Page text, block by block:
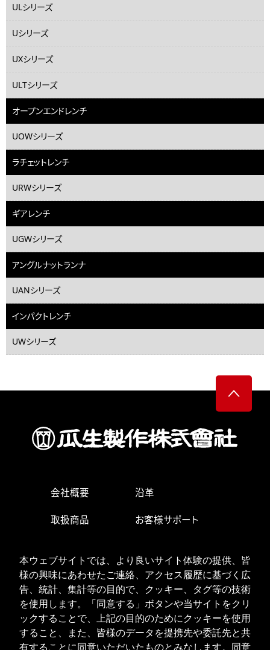
本ウェブサイトでは、より良いサイト体験の提供、皆
様の興味にあわせたご連絡、アクセス履歴に基づく広
告、統計、集計等の目的で、クッキー、タグ等の技術
を使用します。「同意する」ボタンや当サイトをクリ
ックすることで、上記の目的のためにクッキーを使用
すること、また、皆様のデータを提携先や委託先と共
有することに同意いただいたものとみなします。同意
ULシリーズ
Uシリーズ
UXシリーズ
ULTシリーズ
オープンエンドレンチ
UOWシリーズ
ラチェットレンチ
URWシリーズ
ギアレンチ
UGWシリーズ
アングルナットランナ
UANシリーズ
インパクトレンチ
UWシリーズ
会社概要 沿革
取扱商品 お客様サポート
お問い合わせ
ISOへの取り組み
個人情報の取り扱い
クッキーポリシー